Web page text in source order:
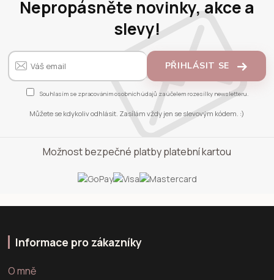
Nepropásněte novinky, akce a
slevy!
PŘIHLÁSIT SE
Souhlasím se zpracováním osobních údajů za účelem rozesílky newsletteru.
Můžete se kdykoliv odhlásit. Zasílám vždy jen se slevovým kódem. :)
Možnost bezpečné platby platební kartou
Informace pro zákazníky
O mně